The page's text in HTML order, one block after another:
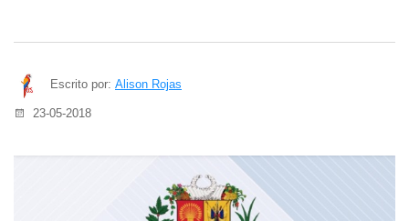
Escrito por: Alison Rojas
23-05-2018